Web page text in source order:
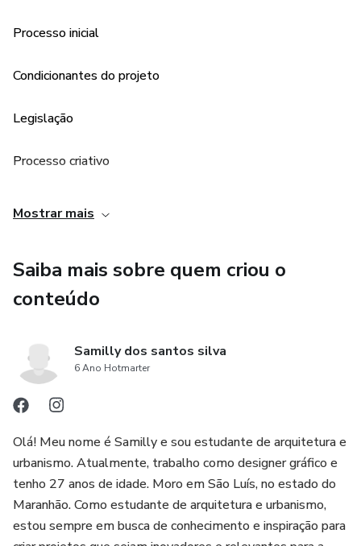
Processo inicial
Condicionantes do projeto
Legislação
Processo criativo
Detalhamento
Estilos arquitetônicos
Mostrar mais
Saiba mais sobre quem criou o
conteúdo
Samilly dos santos silva
6 Ano Hotmarter
Olá! Meu nome é Samilly e sou estudante de arquitetura e
urbanismo. Atualmente, trabalho como designer gráfico e
tenho 27 anos de idade. Moro em São Luís, no estado do
Maranhão. Como estudante de arquitetura e urbanismo,
estou sempre em busca de conhecimento e inspiração para